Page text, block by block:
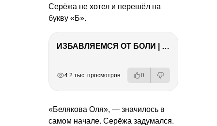
Серёжа не хотел и перешёл на
букву «Б».
ИЗБАВЛЯЕМСЯ ОТ БОЛИ | Важность режима и питания
4.2 тыс. просмотров 0
«Белякова Оля», — значилось в
самом начале. Серёжа задумался.